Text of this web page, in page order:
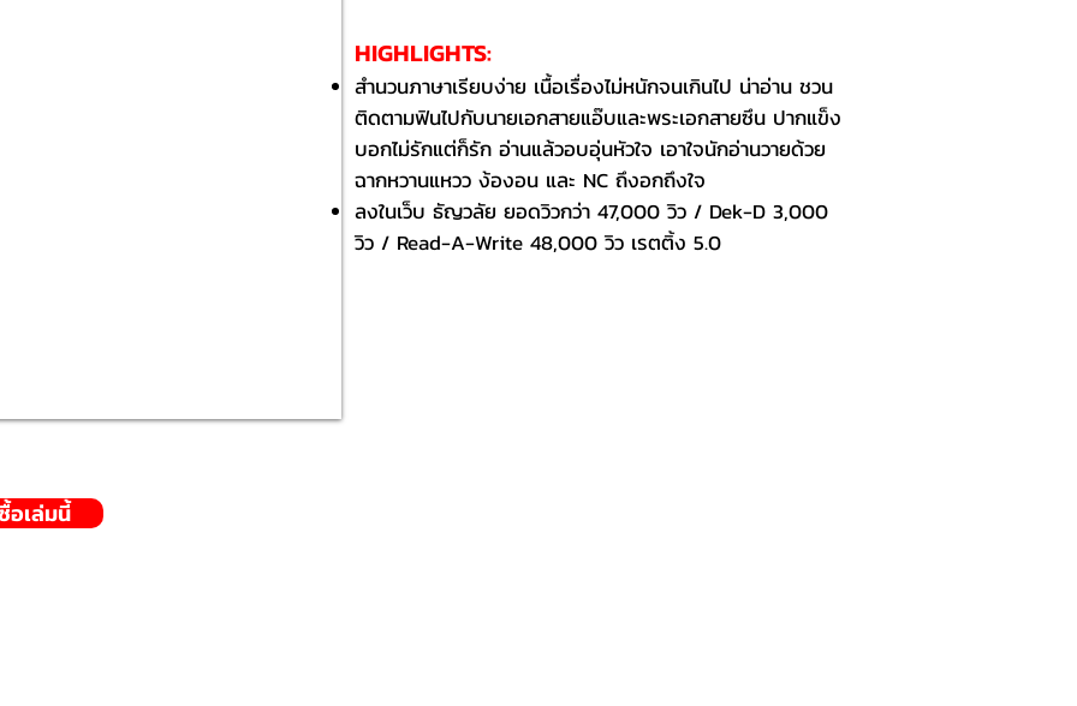
HIGHLIGHTS:​
​สำนวนภาษาเรียบง่าย เนื้อเรื่องไม่หนักจนเกินไป น่าอ่าน ชวน
ติดตามฟินไปกับนายเอกสายแอ๊บและพระเอกสายซึน ปากแข็ง
บอกไม่รักแต่ก็รัก อ่านแล้วอบอุ่นหัวใจ เอาใจนักอ่านวายด้วย
ฉากหวานแหวว ง้องอน และ NC ถึงอกถึงใจ
ลงในเว็บ ธัญวลัย ยอดวิวกว่า 47,000 วิว / Dek-D 3,000
วิว / Read-A-Write 48,000 วิว เรตติ้ง 5.0​
อเล่มนี้